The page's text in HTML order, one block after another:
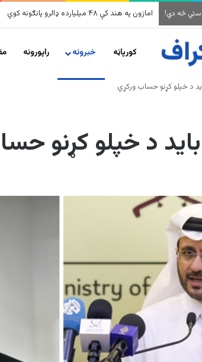
څه دي! امازون په هند کې ۴۸ میلیارده ډالرو پانګونه کوي
کورپاڼه خبرونه راپورونه
د خپلو کړنو حساب ورکړي
د خپلو کړنو